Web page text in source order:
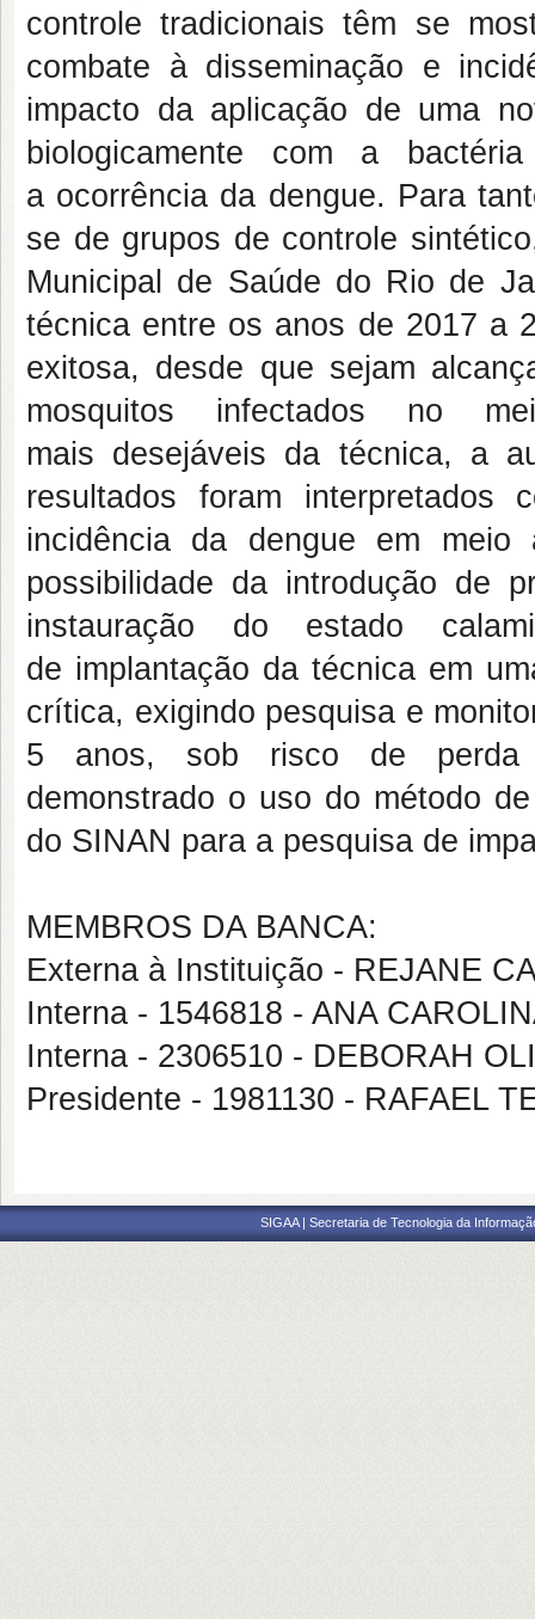
controle tradicionais têm se
combate à disseminação e
impacto da aplicação de uma
biologicamente com a
a ocorrência da dengue. Para
se de grupos de controle
Municipal de Saúde do Rio de
técnica entre os anos de 2017 a
exitosa, desde que sejam
mosquitos infectados no
mais desejáveis da técnica, a
resultados foram interpretados
incidência da dengue em
possibilidade da introdução de
instauração do estado
de implantação da técnica em
crítica, exigindo pesquisa e
5 anos, sob risco de perda
demonstrado o uso do método
do SINAN para a pesquisa de
MEMBROS DA BANCA:
Externa à Instituição - REJANE
Interna - 1546818 - ANA
Interna - 2306510 - DEBORAH
Presidente - 1981130 - RAFAEL
SIGAA | Secretaria de Tecnologia da